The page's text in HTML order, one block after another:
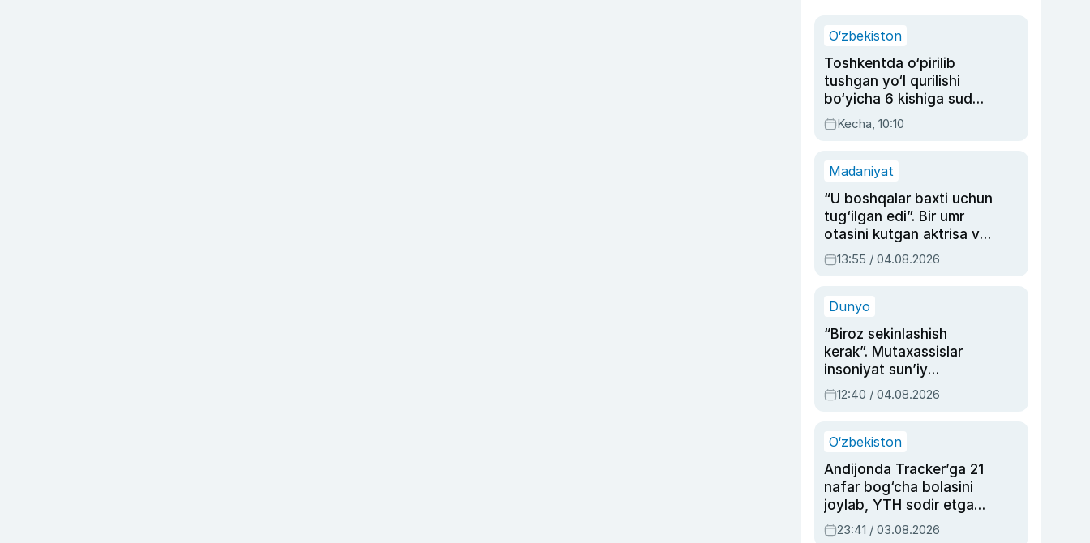
O‘zbekiston
Toshkentda o‘pirilib
tushgan yo‘l qurilishi
bo‘yicha 6 kishiga sud
hukmi o‘qildi
Kecha, 10:10
Madaniyat
“U boshqalar baxti uchun
tug‘ilgan edi”. Bir umr
otasini kutgan aktrisa va
dublyaj ustasi Rimma
Ahmedovaning
13:55 / 04.08.2026
Dunyo
“Biroz sekinlashish
kerak”. Mutaxassislar
insoniyat sun’iy
intellektni boshqara
olmay qolishidan xavotir
12:40 / 04.08.2026
O‘zbekiston
Andijonda Tracker’ga 21
nafar bog‘cha bolasini
joylab, YTH sodir etgan
ayolga sud hukmi o‘qildi
23:41 / 03.08.2026